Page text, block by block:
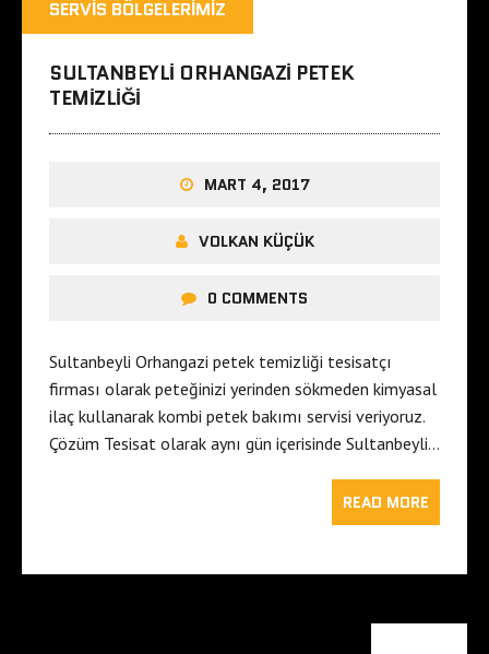
SERVIS BÖLGELERIMIZ
SULTANBEYLI ORHANGAZI PETEK
TEMIZLIĞI
MART 4, 2017
VOLKAN KÜÇÜK
0 COMMENTS
Sultanbeyli Orhangazi petek temizliği tesisatçı
firması olarak peteğinizi yerinden sökmeden kimyasal
ilaç kullanarak kombi petek bakımı servisi veriyoruz.
Çözüm Tesisat olarak aynı gün içerisinde Sultanbeyli…
READ MORE